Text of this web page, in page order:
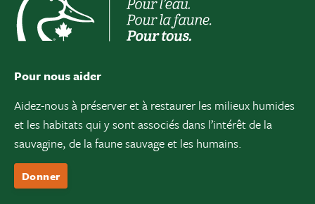
Pour nous aider
Aidez-nous à préserver et à restaurer les milieux humides
et les habitats qui y sont associés dans l’intérêt de la
sauvagine, de la faune sauvage et les humains.
Donner